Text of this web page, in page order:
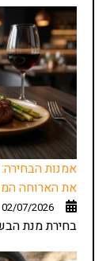
אמנות
את הארוחה
02/07/2026
בחירת מנת